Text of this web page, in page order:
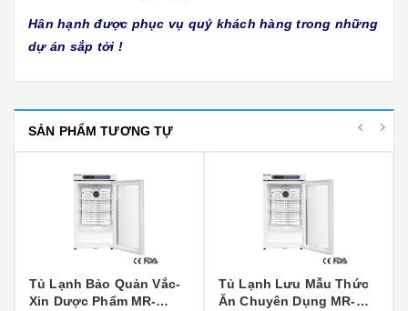
Hân hạnh được phục vụ quý khách hàng trong những
dự án sắp tới !
SẢN PHẨM TƯƠNG TỰ
Tủ Lạnh Bảo Quản Vắc-
Xin Dược Phẩm MR-
Tủ Lạnh Lưu Mẫu Thức
Ăn Chuyên Dụng MR-